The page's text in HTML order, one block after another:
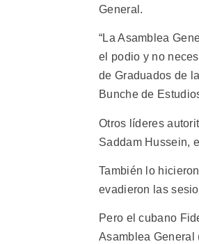
General.
“La Asamblea
el podio y no
de Graduados de
Bunche de
Otros líderes
Saddam Hussein,
También lo
evadieron las
Pero el cubano
Asamblea General